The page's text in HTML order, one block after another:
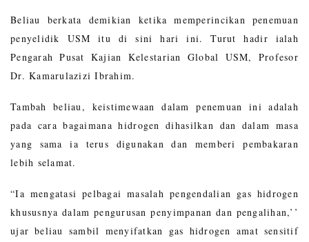
Beliau berkata demikian ketika memperincikan penemuan
penyelidik USM itu di sini hari ini. Turut hadir ialah
Pengarah Pusat Kajian Kelestarian Global USM, Profesor
Dr. Kamarulazizi Ibrahim.
Tambah beliau, keistimewaan dalam penemuan ini adalah
pada cara bagaimana hidrogen dihasilkan dan dalam masa
yang sama ia terus digunakan dan memberi pembakaran
lebih selamat.
“Ia mengatasi pelbagai masalah pengendalian gas hidrogen
khususnya dalam pengurusan penyimpanan dan pengalihan,’’
ujar beliau sambil menyifatkan gas hidrogen amat sensitif